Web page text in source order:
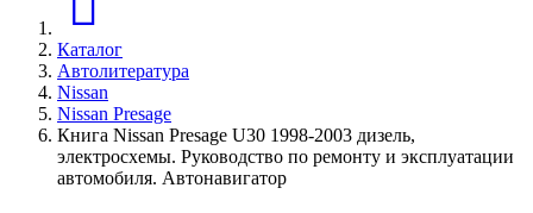
Каталог
Автолитература
Nissan
Nissan Presage
Книга Nissan Presage U30 1998-2003 дизель,
электросхемы. Руководство по ремонту и эксплуатации
автомобиля. Автонавигатор